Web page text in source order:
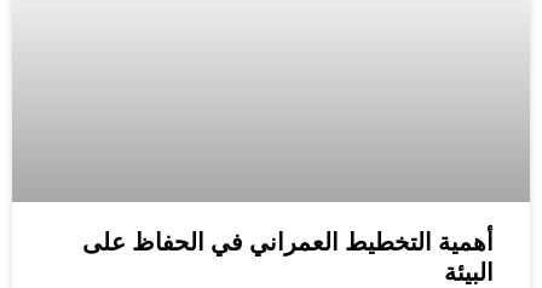
أهمية التخطيط العمراني في الحفاظ على
البيئة